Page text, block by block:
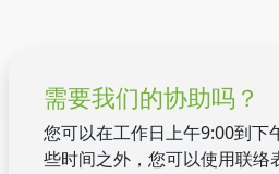
需要我们的协助吗？
您可以在工作日上午9:00到下
些时间之外，您可以使用联络